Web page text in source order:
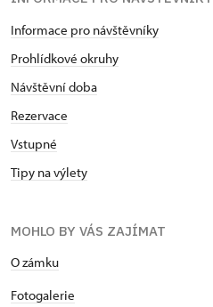
Informace pro návštěvníky
Prohlídkové okruhy
Návštěvní doba
Rezervace
Vstupné
Tipy na výlety
MOHLO BY VÁS ZAJÍMAT
O zámku
Fotogalerie